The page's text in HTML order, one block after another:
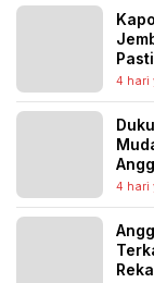
4 hari
4 hari